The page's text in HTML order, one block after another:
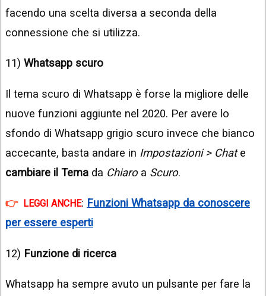
facendo una scelta diversa a seconda della
connessione che si utilizza.
11) Whatsapp scuro
Il tema scuro di Whatsapp è forse la migliore delle
nuove funzioni aggiunte nel 2020. Per avere lo
sfondo di Whatsapp grigio scuro invece che bianco
accecante, basta andare in Impostazioni > Chate
cambiare il Tema da Chiaroa Scuro.
LEGGI ANCHE: Funzioni Whatsapp da conoscere
per essere esperti
12) Funzione di ricerca
Whatsapp ha sempre avuto un pulsante per fare la